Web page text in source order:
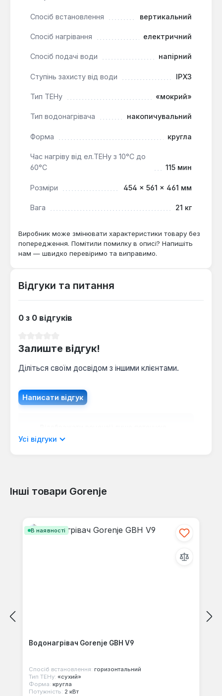
Регулювання температури:
Терморегулятор
дозволяє встановлювати бажану температуру,
економічний режим та захист від замерзання.
Комплексна система захисту подовжує термін
надійність.
Екологічність:
Виготовлений зі 100%
сучасним екологічним стандартам.
надійним рішенням для забезпечення гарячою
водою невеликих сімей або для використання в
функціональність, економічність та системи
захисту роблять його зручним вибором для
Спосіб встановлення вертикальний
Спосіб нагрівання електричний
Спосіб подачі води напірний
Ступінь захисту від води IPX3
Тип ТЕНу «мокрий»
Тип водонагрівача накопичувальний
Форма кругла
Час нагріву від ел.ТЕНу з 10°С до
60°С
115 мин
Розміри 454 × 561 × 461 мм
Вага 21 кг
Виробник може змінювати характеристики товару без
попередження. Помітили помилку в описі? Напишіть
нам — швидко перевіримо та виправимо.
Відгуки та питання
0 з 0 відгуків
Залиште відгук!
Діліться своїм досвідом з іншими клієнтами.
Написати відгук
мовою.
Відгуків не знайдено. Поділіться
Усі відгуки
Інші товари Gorenje
В наявності
Водонагрівач Gorenje GBH V9
Спосіб встановлення: горизонтальний
Тип ТЕНу: «сухий»
Форма: кругла
Потужність: 2 кВт